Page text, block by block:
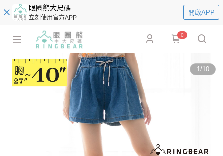
眼圈熊大尺碼
立刻使用官方APP
開啟APP
0
1/10